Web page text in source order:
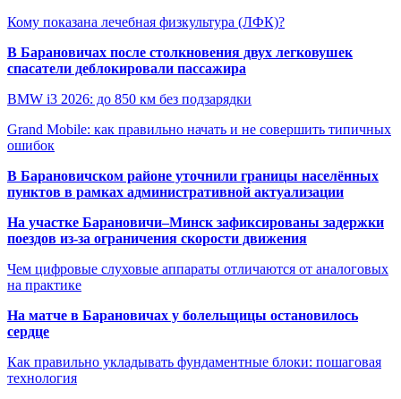
Кому показана лечебная физкультура (ЛФК)?
В Барановичах после столкновения двух легковушек
спасатели деблокировали пассажира
BMW i3 2026: до 850 км без подзарядки
Grand Mobile: как правильно начать и не совершить типичных
ошибок
В Барановичском районе уточнили границы населённых
пунктов в рамках административной актуализации
На участке Барановичи–Минск зафиксированы задержки
поездов из-за ограничения скорости движения
Чем цифровые слуховые аппараты отличаются от аналоговых
на практике
На матче в Барановичах у болельщицы остановилось
сердце
Как правильно укладывать фундаментные блоки: пошаговая
технология